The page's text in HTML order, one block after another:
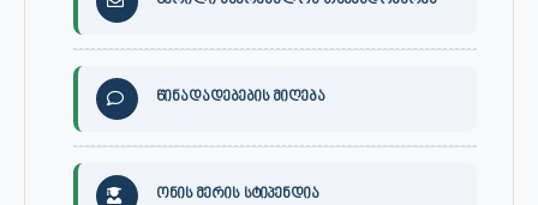
წინადადებების მიღება
ონის მერის სტიპენდია